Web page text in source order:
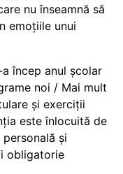
nu înseamnă să
emoțiile unui
încep anul școlar
noi / Mai mult
și exerciții
este înlocuită de
și
obligatorie